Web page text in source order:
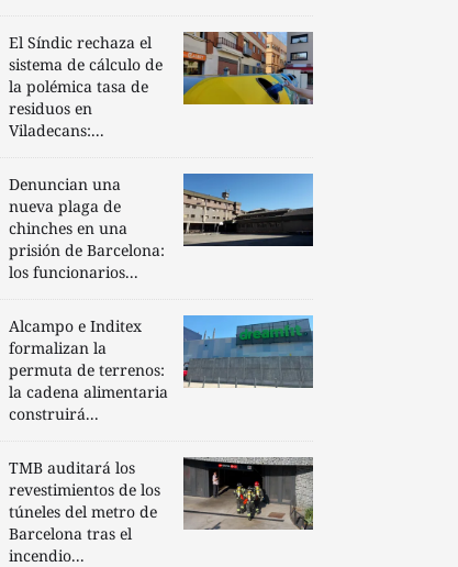
El Síndic rechaza el
sistema de cálculo de
la polémica tasa de
residuos en
Viladecans:...
Denuncian una
nueva plaga de
chinches en una
prisión de Barcelona:
los funcionarios...
Alcampo e Inditex
formalizan la
permuta de terrenos:
la cadena alimentaria
construirá...
TMB auditará los
revestimientos de los
túneles del metro de
Barcelona tras el
incendio...